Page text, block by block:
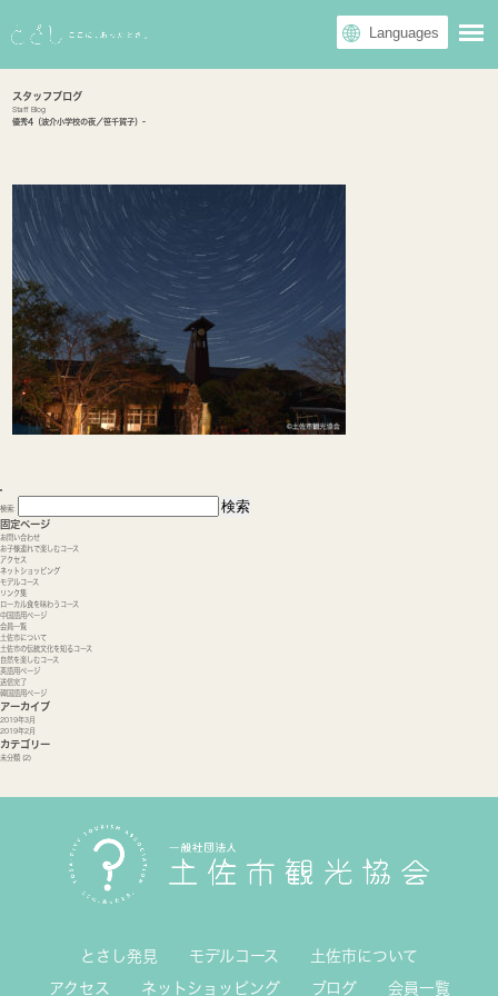
スタッフブログ
Staff Blog
優秀4（波介小学校の夜／笹千賀子）-
検索:
固定ページ
お問い合わせ
お子様連れで楽しむコース
アクセス
ネットショッピング
モデルコース
リンク集
ローカル食を味わうコース
中国語用ページ
会員一覧
土佐市について
土佐市の伝統文化を知るコース
自然を楽しむコース
英語用ページ
送信完了
韓国語用ページ
アーカイブ
2019年3月
2019年2月
カテゴリー
未分類 (2)
とさし発見 モデルコース 土佐市について
アクセス ネットショッピング ブログ 会員一覧